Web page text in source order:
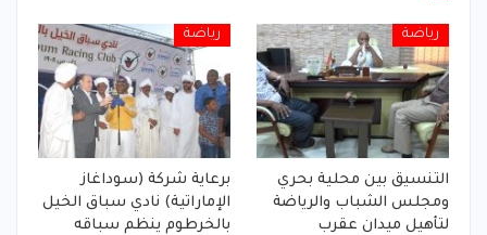
رياضة
التنسيق بين محلية بحري
ومجلس الشباب والرياضة
لتأهيل ميدان عقرب
رياضة
برعاية شركة (سوداغاز
الإماراتية) نادي سباق الخيل
بالخرطوم ينظم سباقه